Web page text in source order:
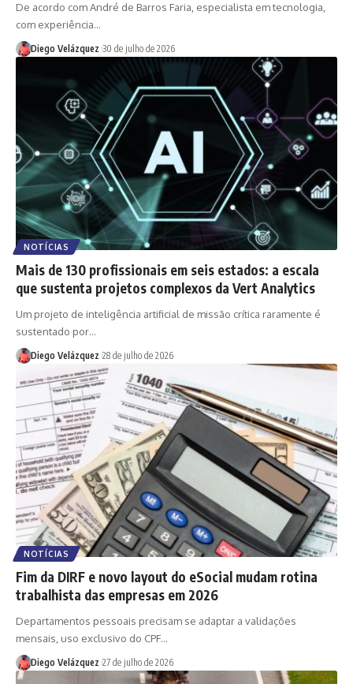
De acordo com André de Barros Faria, especialista em tecnologia,
com experiência…
Diego Velázquez 30 de julho de 2026
NOTÍCIAS
Mais de 130 profissionais em seis estados: a escala
que sustenta projetos complexos da Vert Analytics
Um projeto de inteligência artificial de missão crítica raramente é
sustentado por…
Diego Velázquez 28 de julho de 2026
NOTÍCIAS
Fim da DIRF e novo layout do eSocial mudam rotina
trabalhista das empresas em 2026
Departamentos pessoais precisam se adaptar a validações
mensais, uso exclusivo do CPF…
Diego Velázquez 27 de julho de 2026